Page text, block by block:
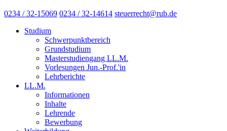
0234 / 32-15069 0234 / 32-14614 steuerrecht@rub.de
Studium
Schwerpunktbereich
Grundstudium
Masterstudiengang LL.M.
Vorlesungen Jun.-Prof.'in
Lehrberichte
LL.M.
Informationen
Inhalte
Lehrende
Bewerbung